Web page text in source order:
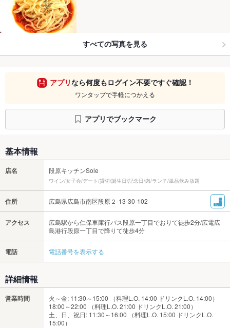
すべての写真を見る
アプリなら何度もログイン不要ですぐ確認！
ワンタップで手軽につかえる
アプリでブックマーク
基本情報
店名 段原キッチンSole
ワイン/女子会/デート/貸切/誕生日/記念日/肉/ランチ/単品飲み放題
住所 広島県広島市南区段原２-13-30-102
アクセス
広島駅から仁保車庫行バス段原一丁目でおりて徒歩2分/広電広
島港行段原一丁目で降りて徒歩4分
電話 電話番号を表示する
詳細情報
営業時間
火～金: 11:30～15:00 （料理L.O. 14:00 ドリンクL.O. 14:00）
18:00～22:00 （料理L.O. 21:00 ドリンクL.O. 21:00）
土、日、祝日: 11:30～16:00 （料理L.O. 15:00 ドリンクL.O.
15:00）